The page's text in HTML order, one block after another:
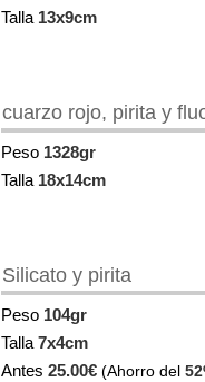
Talla 13x9cm
cuarzo rojo, pirita y
Peso 1328gr
Talla 18x14cm
Silicato y pirita
Peso 104gr
Talla 7x4cm
Antes 25.00€ (Ahorro del